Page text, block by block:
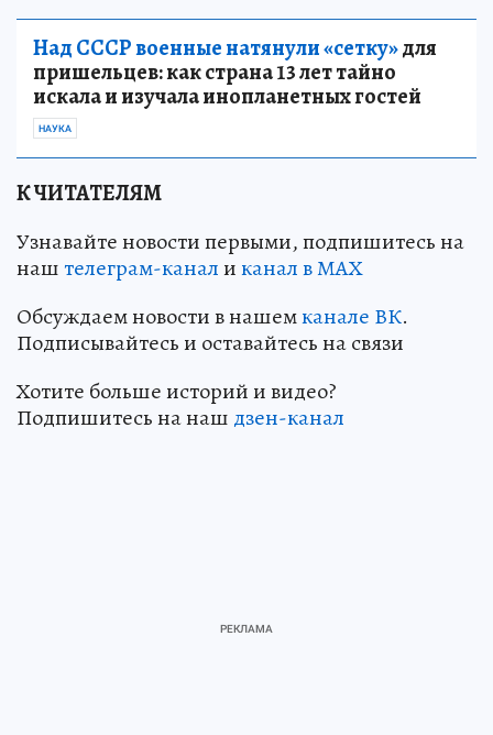
Над СССР военные натянули «сетку»для
пришельцев: как страна 13 лет тайно
искала и изучала инопланетных гостей
НАУКА
К ЧИТАТЕЛЯМ
Узнавайте новости первыми, подпишитесь на
наштелеграм-каналиканал в МАХ
Обсуждаем новости в нашемканале ВК.
Подписывайтесь и оставайтесь на связи
Хотите больше историй и видео?
Подпишитесь на наш дзен-канал